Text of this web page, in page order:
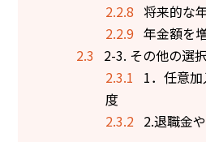
2.2.8 将来的な
2.2.9 年金額を
2.3 2-3. その他の選
2.3.1
1．任意
度
2.3.2 2.退職金